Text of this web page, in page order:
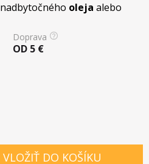
nadbytočného oleja alebo
Doprava
OD 5 €
VLOŽIŤ DO KOŠÍKU